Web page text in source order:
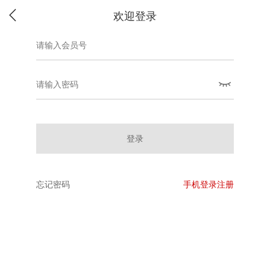
欢迎登录
登录
忘记密码 手机登录注册